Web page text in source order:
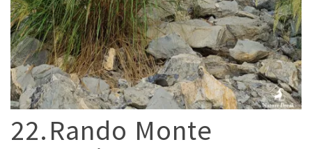
22.Rando Monte